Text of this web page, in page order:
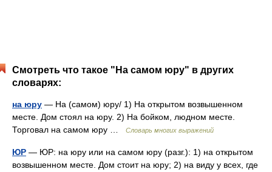
Смотреть что такое "На самом юру" в других
словарях:
на юру — На (самом) юру/ 1) На открытом возвышенном
месте. Дом стоял на юру. 2) На бойком, людном месте.
Торговал на самом юру …
Словарь многих выражений
ЮР — ЮР: на юру или на самом юру (разг.): 1) на открытом
возвышенном месте. Дом стоит на юру; 2) на виду у всех, где